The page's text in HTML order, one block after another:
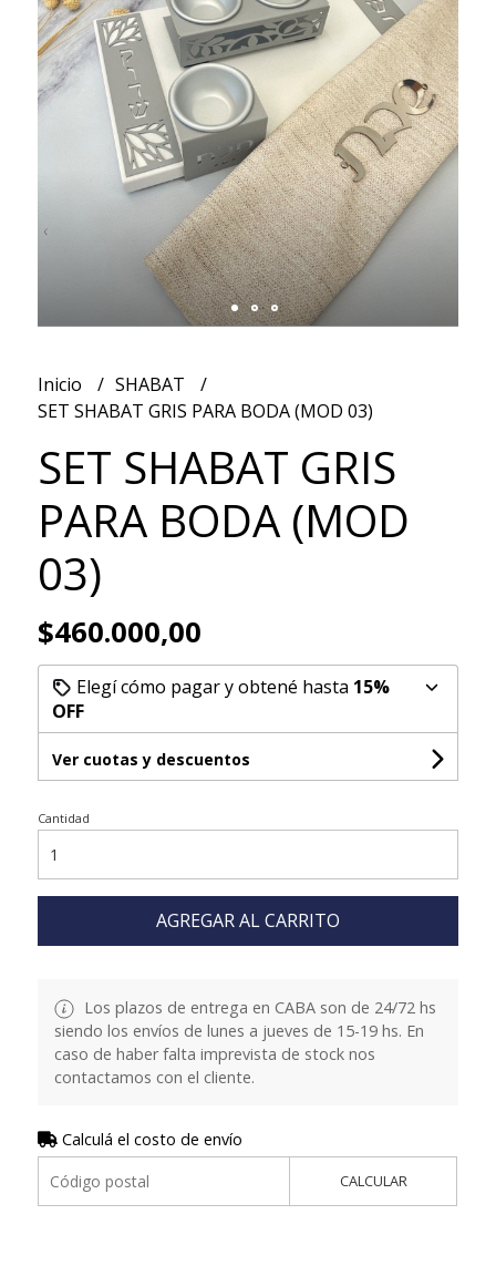
Inicio
SHABAT
SET SHABAT GRIS PARA BODA (MOD 03)
SET SHABAT GRIS
PARA BODA (MOD
03)
$460.000,00
Elegí cómo pagar y obtené hasta 15%
OFF
Ver cuotas y descuentos
Cantidad
AGREGAR AL CARRITO
Los plazos de entrega en CABA son de 24/72 hs
siendo los envíos de lunes a jueves de 15-19 hs. En
caso de haber falta imprevista de stock nos
contactamos con el cliente.
Calculá el costo de envío
CALCULAR